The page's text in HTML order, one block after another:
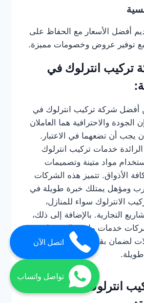
أفضل الأسعار مع الحفاظ على
توفير عروض وخصومات مميزة.
تركيب انترلوك في
أفضل شركة تركيب انترلوك في
الجودة والاحترافية هما العاملان
يجب أن تضعهما في الاعتبار.
خدمات تركيب انترلوك
مواد متينة وتصميمات
الأذواق. تتميز هذه الشركات
ومؤهل يمتلك خبرة طويلة في
الانترلوك سواء للمنازل،
التجارية. بالإضافة إلى ذلك،
خدمات ما بعد البيع مثل
لضمان بقاء الانترلوك بحالة
انترلوك رخيصة في
اتصل الآن
تواصل واتساب